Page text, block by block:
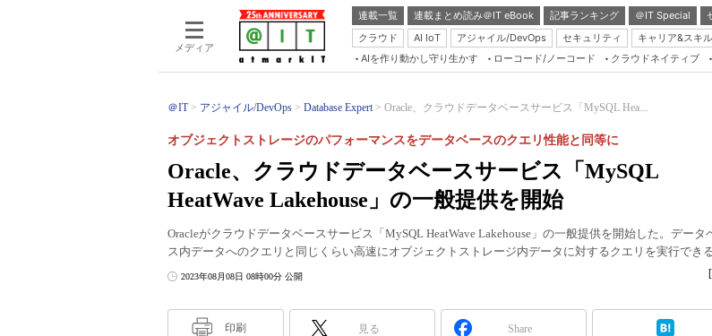
メディア
連載一覧 連載まとめ読み＠IT eBook 記事ランキング ＠IT Special
クラウド
AI IoT アジャイル/DevOps セキュリティ キャリア&スキル
AIを作り動かし守り生かす ローコード/ノーコード クラウドネイティブ
＠IT アジャイル/DevOps Database Expert Oracle、クラウドデータベースサービス「MySQL Hea...
Oracle、クラウドデータベースサービス「MySQL
HeatWave Lakehouse」の一般提供を開始
オブジェクトストレージのパフォーマンスをデータベースのクエリ性能と同等に
Oracleがクラウドデータベースサービス「MySQL HeatWave Lakehouse」の一般提供を開始した。データ
ス内データへのクエリと同じくらい高速にオブジェクトストレージ内データに対するクエリを実行できる
2023年08月08日 08時00分 公開 [
印刷 見る Share